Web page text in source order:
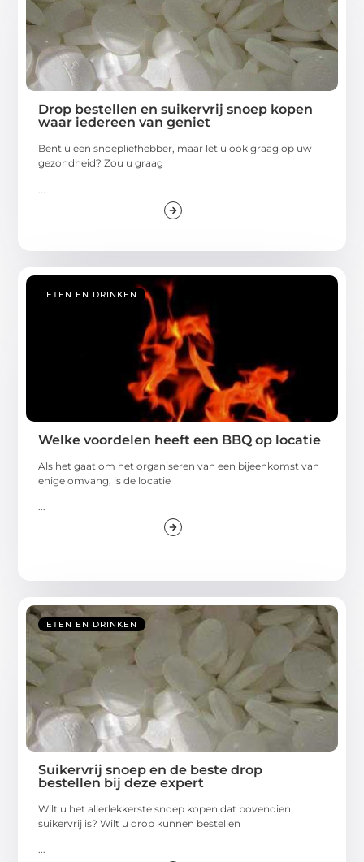
Drop bestellen en suikervrij snoep kopen
waar iedereen van geniet
Bent u een snoepliefhebber, maar let u ook graag op uw
gezondheid? Zou u graag
ETEN EN DRINKEN
Welke voordelen heeft een BBQ op locatie
Als het gaat om het organiseren van een bijeenkomst van
enige omvang, is de locatie
...
ETEN EN DRINKEN
Suikervrij snoep en de beste drop
bestellen bij deze expert
Wilt u het allerlekkerste snoep kopen dat bovendien
suikervrij is? Wilt u drop kunnen bestellen
...